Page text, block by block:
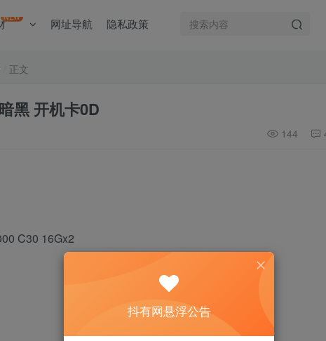
NEW 网址导航 隐私政策
正文
黑 开机卡0D
144
C30 16Gx2
抖有网悬浮公告